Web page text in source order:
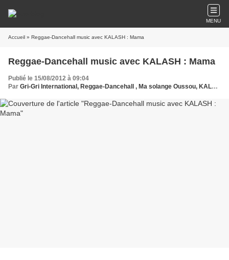
MENU
Accueil » Reggae-Dancehall music avec KALASH : Mama
Reggae-Dancehall music avec KALASH : Mama
Publié le 15/08/2012 à 09:04
Par Gri-Gri International, Reggae-Dancehall , Ma solange Oussou, KALASH